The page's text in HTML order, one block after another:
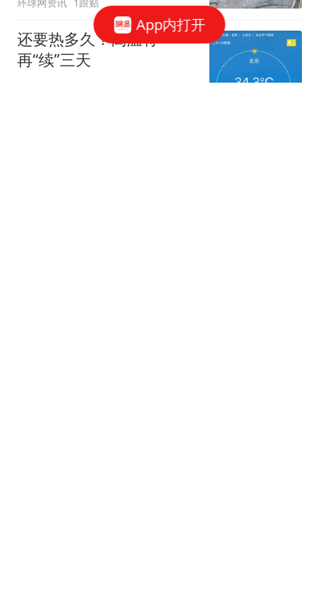
环球网资讯 1跟贴
还要热多久？高温将
再“续”三天
App内打开